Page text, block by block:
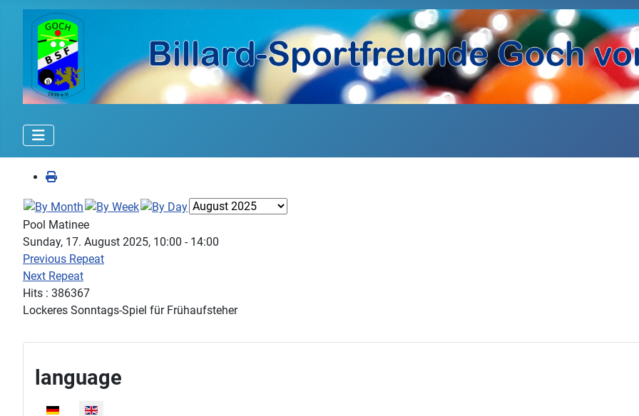
Pool Matinee
Sunday, 17. August 2025, 10:00 - 14:00
Previous Repeat
Next Repeat
Hits : 386367
Lockeres Sonntags-Spiel für Frühaufsteher
Select your language
language